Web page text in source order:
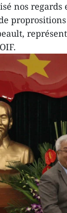
nos regards